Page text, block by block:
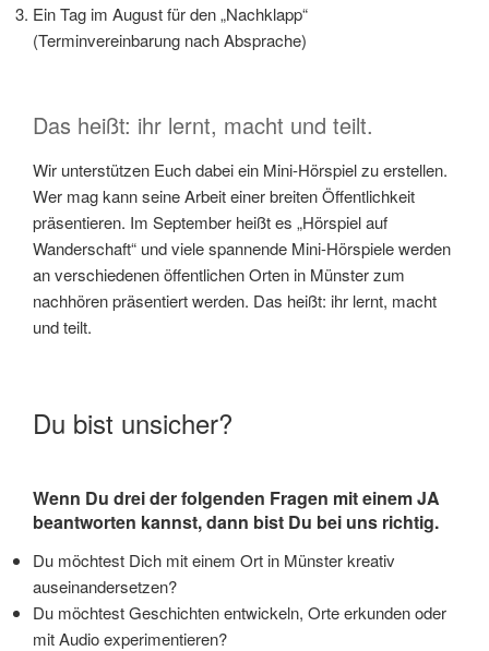
Ein Tag im August für den „Nachklapp“
(Terminvereinbarung nach Absprache)
Das heißt: ihr lernt, macht und teilt.
Wir unterstützen Euch dabei ein Mini-Hörspiel zu erstellen.
Wer mag kann seine Arbeit einer breiten Öffentlichkeit
präsentieren. Im September heißt es „Hörspiel auf
Wanderschaft“ und viele spannende Mini-Hörspiele werden
an verschiedenen öffentlichen Orten in Münster zum
nachhören präsentiert werden. Das heißt: ihr lernt, macht
und teilt.
Du bist unsicher?
Wenn Du drei der folgenden Fragen mit einem JA
beantworten kannst, dann bist Du bei uns richtig.
Du möchtest Dich mit einem Ort in Münster kreativ
auseinandersetzen?
Du möchtest Geschichten entwickeln, Orte erkunden oder
mit Audio experimentieren?